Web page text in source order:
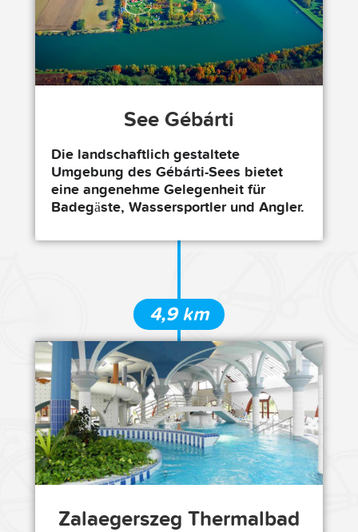
See Gébárti
Die landschaftlich gestaltete
Umgebung des Gébárti-Sees bietet
eine angenehme Gelegenheit für
Badegäste, Wassersportler und Angler.
Zalaegerszeg Thermalbad
4,9 km